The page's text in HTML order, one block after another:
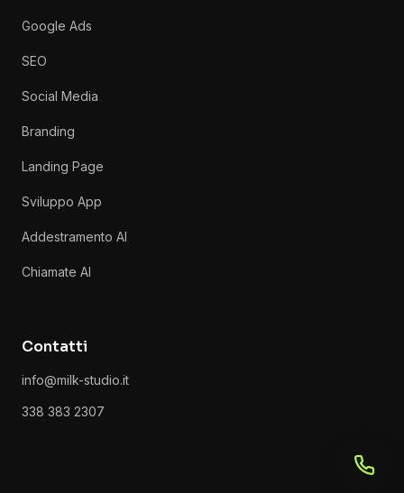
Google Ads
SEO
Social Media
Branding
Landing Page
Sviluppo App
Addestramento AI
Chiamate AI
Contatti
info@milk-studio.it
338 383 2307